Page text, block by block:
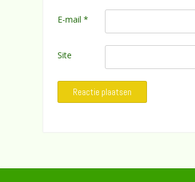
E-mail *
Site